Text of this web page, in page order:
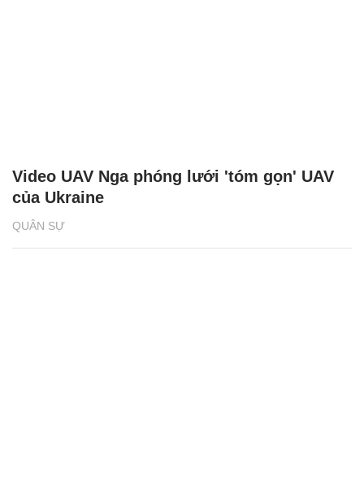
QUÂN SỰ
Video UAV Nga phóng lưới 'tóm gọn' UAV
của Ukraine